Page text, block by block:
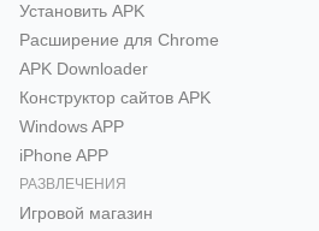
Установить APK
Расширение для Chrome
APK Downloader
Конструктор сайтов APK
Windows APP
iPhone APP
РАЗВЛЕЧЕНИЯ
Игровой магазин